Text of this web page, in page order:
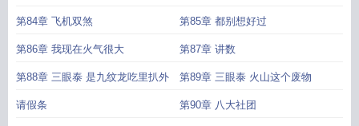
第84章 飞机双煞 第85章 都别想好过
第86章 我现在火气很大 第87章 讲数
第88章 三眼泰 是九纹龙吃里扒外 第89章 三眼泰 火山这个废物
请假条 第90章 八大社团